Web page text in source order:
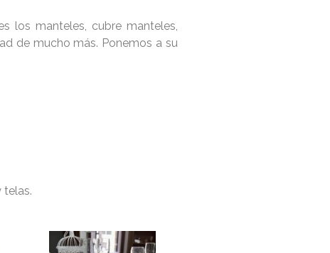
los manteles, cubre manteles,
de mucho más. Ponemos a su
telas.